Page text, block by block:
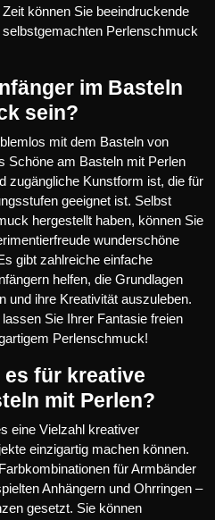
können Sie beeindruckende
Perlenschmuck
im Basteln
sein?
mit dem Basteln von
Schöne am Basteln mit Perlen
zugängliche Kunstform ist, die für
geeignet ist. Selbst
hergestellt haben, können Sie
wunderschöne
gibt zahlreiche einfache
helfen, die Grundlagen
und ihre Kreativität auszuleben.
Sie Ihrer Fantasie freien
Perlenschmuck!
für kreative
mit Perlen?
eine Vielzahl kreativer
einzigartig machen können.
für Armbänder
Anhängern und Ohrringen –
gesetzt. Sie können